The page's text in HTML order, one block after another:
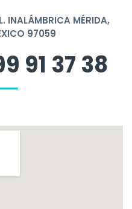
MÉRIDA,
97059
91 37 38